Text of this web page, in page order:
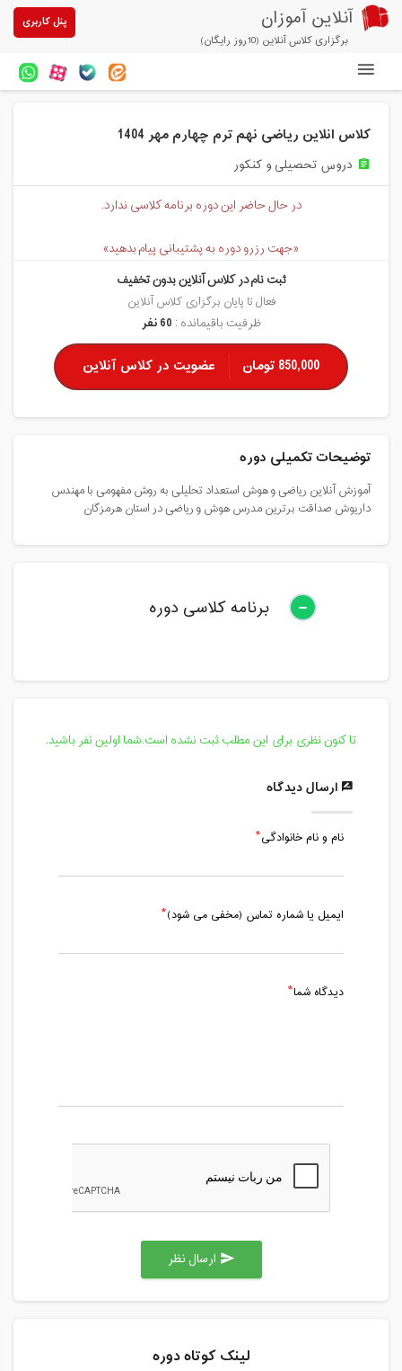
آنلاین آموزان
برگزاری کلاس آنلاین (10روز رایگان)
پنل کاربری
آزمون های آنلاین
خرید سرویس کلاس آنلاین
پیشنهادهای ویژه
تخفیفهای مشارکتی
درباره ما
کلاس انلاین ریاضی نهم ترم چهارم مهر 1404
assignment دروس تحصیلی و کنکور
در حال حاضر این دوره برنامه کلاسی ندارد.
«جهت رزرو دوره به پشتیبانی پیام بدهید»
ثبت نام در کلاس آنلاین بدون تخفیف
فعال تا پایان برگزاری کلاس آنلاین
ظرفیت باقیمانده : 60 نفر
850,000 تومان عضویت در کلاس آنلاین
توضیحات تکمیلی دوره
آموزش آنلاین ریاضی و هوش استعداد تحلیلی به روش مفهومی با مهندس
داریوش صداقت برترین مدرس هوش و ریاضی در استان هرمزگان
برنامه کلاسی دوره
تا کنون نظری برای این مطلب ثبت نشده است.شما اولین نفر باشید.
ارسال دیدگاه
نام و نام خانوادگی
ایمیل یا شماره تماس (مخفی می شود)
دیدگاه شما
send
لینک کوتاه دوره